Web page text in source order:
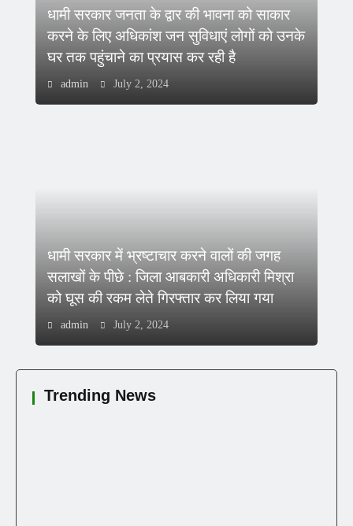
धामी सरकार जनता के द्वार की भावना को साकार
करने के लिए अधिकांश जन सुविधाएं लोगों को उनके
घर तक पहुंचाने का प्रयास कर रही है
admin July 2, 2024
धामी सरकार में भ्रष्टाचार करने वालों की जगह
सलाखों के पीछे : जिला आबकारी अधिकारी मिश्रा
को घूस की रकम लेते गिरफ्तार कर लिया गया
admin July 2, 2024
Trending News